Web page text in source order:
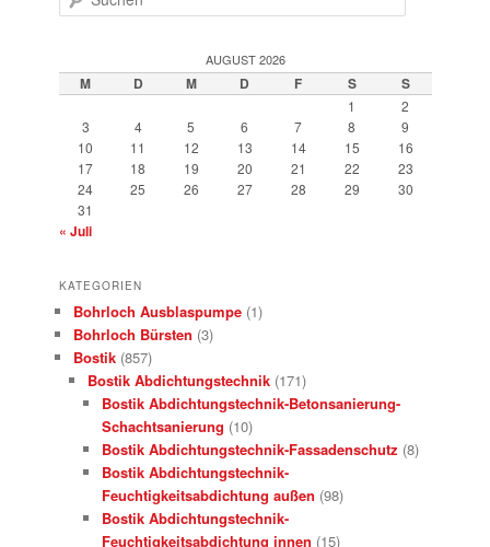
AUGUST 2026
M D M D F S S
1
2
3
4 5 6 7 8
9
10
11 12 13 14 15
16
17
18 19 20 21 22
23
24
25 26 27 28 29
30
31
« Juli
KATEGORIEN
Bohrloch Ausblaspumpe (1)
Bohrloch Bürsten (3)
Bostik (857)
Bostik Abdichtungstechnik (171)
Bostik Abdichtungstechnik-Betonsanierung-
Schachtsanierung (10)
Bostik Abdichtungstechnik-Fassadenschutz (8)
Bostik Abdichtungstechnik-
Feuchtigkeitsabdichtung außen (98)
Bostik Abdichtungstechnik-
Feuchtigkeitsabdichtung innen (15)